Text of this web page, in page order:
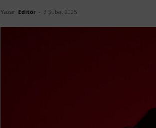
Yazar Editör - 3 Şubat 2025